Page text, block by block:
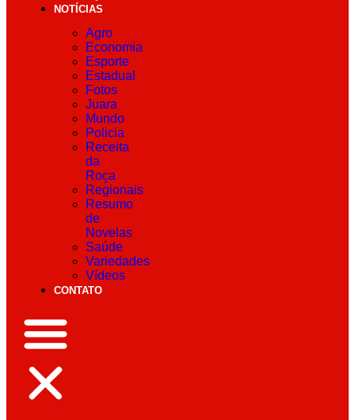
NOTÍCIAS
Agro
Economia
Esporte
Estadual
Fotos
Juara
Mundo
Policia
Receita
da
Roça
Regionais
Resumo
de
Novelas
Saúde
Variedades
Vídeos
CONTATO